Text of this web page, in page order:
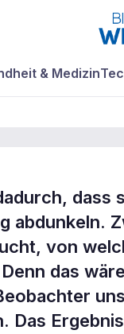
& Medizin
die
dass
abdunkeln.
von
das
Das